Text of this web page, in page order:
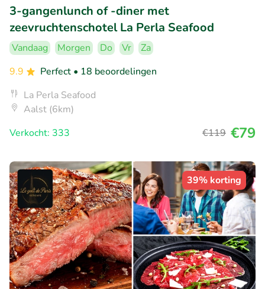
3-gangenlunch of -diner met
zeevruchtenschotel La Perla Seafood
Vandaag Morgen Do Vr
Za
9.9
Perfect • 18 beoordelingen
La Perla Seafood
Aalst (6km)
Verkocht: 333
€119 €79
39% korting